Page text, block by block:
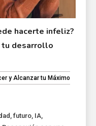
hacerte infeliz?
tu desarrollo
y Alcanzar tu Máximo
,futuro IA